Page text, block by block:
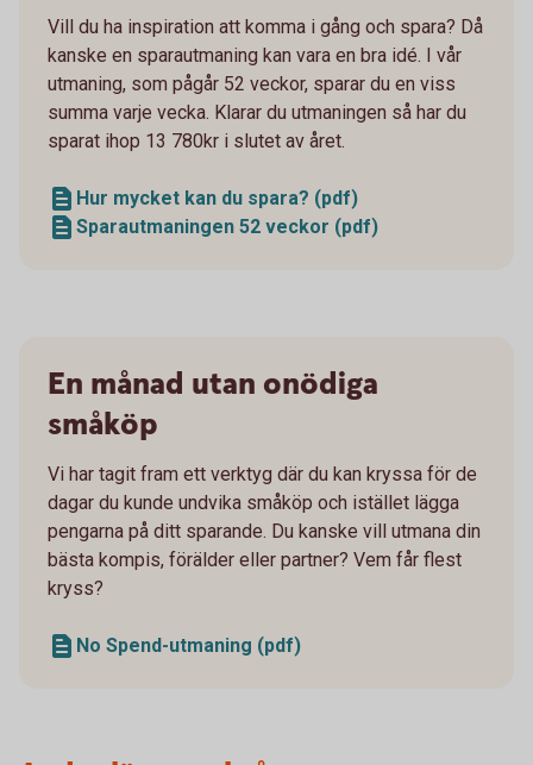
Vill du ha inspiration att komma i gång och spara? Då
kanske en sparautmaning kan vara en bra idé. I vår
utmaning, som pågår 52 veckor, sparar du en viss
summa varje vecka. Klarar du utmaningen så har du
sparat ihop 13 780kr i slutet av året.
Hur mycket kan du spara? (pdf)
Sparautmaningen 52 veckor (pdf)
En månad utan onödiga
småköp
Vi har tagit fram ett verktyg där du kan kryssa för de
dagar du kunde undvika småköp och istället lägga
pengarna på ditt sparande. Du kanske vill utmana din
bästa kompis, förälder eller partner? Vem får flest
kryss?
No Spend-utmaning (pdf)